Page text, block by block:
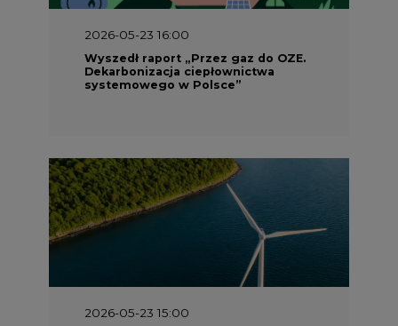
2026-05-23 16:00
Wyszedł raport „Przez gaz do OZE.
Dekarbonizacja ciepłownictwa
systemowego w Polsce”
2026-05-23 15:00